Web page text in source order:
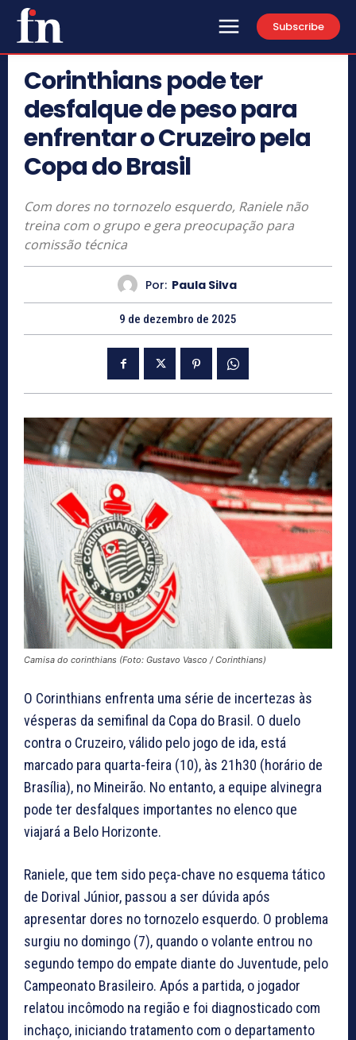
Subscribe
Corinthians pode ter
desfalque de peso para
enfrentar o Cruzeiro pela
Copa do Brasil
Com dores no tornozelo esquerdo, Raniele não
treina com o grupo e gera preocupação para
comissão técnica
Por: Paula Silva
9 de dezembro de 2025
Camisa do corinthians (Foto: Gustavo Vasco / Corinthians)
O Corinthians enfrenta uma série de incertezas às
vésperas da semifinal da Copa do Brasil. O duelo
contra o Cruzeiro, válido pelo jogo de ida, está
marcado para quarta-feira (10), às 21h30 (horário de
Brasília), no Mineirão. No entanto, a equipe alvinegra
pode ter desfalques importantes no elenco que
viajará a Belo Horizonte.
Raniele, que tem sido peça-chave no esquema tático
de Dorival Júnior, passou a ser dúvida após
apresentar dores no tornozelo esquerdo. O problema
surgiu no domingo (7), quando o volante entrou no
segundo tempo do empate diante do Juventude, pelo
Campeonato Brasileiro. Após a partida, o jogador
relatou incômodo na região e foi diagnosticado com
inchaço, iniciando tratamento com o departamento